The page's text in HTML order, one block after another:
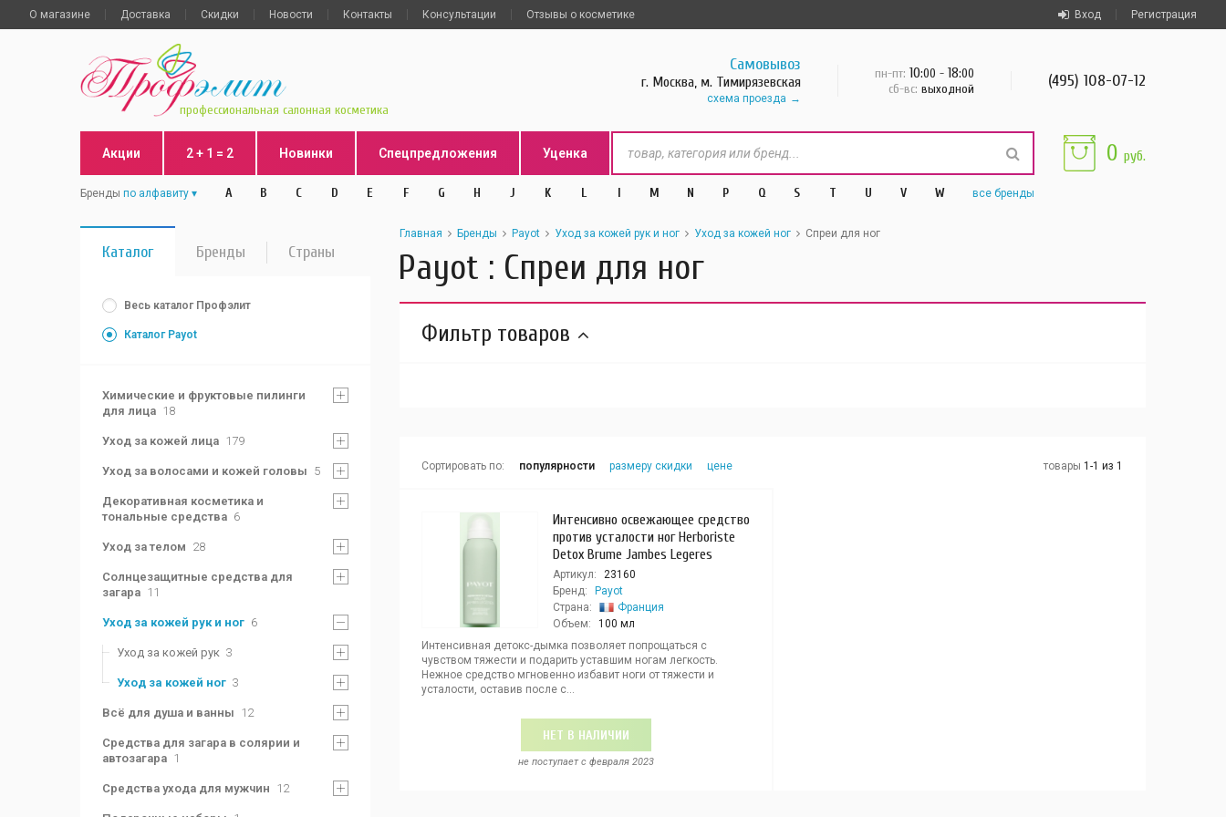
Вход Регистрация
О магазине Доставка Скидки Новости Контакты Консультации Отзывы о косметике
профессиональная салонная косметика
Самовывоз
г. Москва, м. Тимирязевская
схема проезда
пн-пт: 10:00 - 18:00
сб-вс: выходной (495) 108-07-12
Акции 2 + 1 = 2 Новинки Спецпредложения Уценка
Бренды по алфавиту A B C D E F G H J K L l M N P Q S T U V W все бренды
0 руб.
Каталог Бренды Страны
Весь каталог Профэлит
Каталог Payot
Химические и фруктовые пилинги
для лица 18
Уход за кожей лица 179
Уход за волосами и кожей головы 5
Декоративная косметика и
тональные средства 6
Уход за телом 28
Солнцезащитные средства для
загара 11
Уход за кожей рук и ног 6
Уход за кожей рук 3
Уход за кожей ног 3
Всё для душа и ванны 12
Средства для загара в солярии и
автозагара 1
Средства ухода для мужчин 12
Главная Бренды Payot Уход за кожей рук и ног Уход за кожей ног Спреи для ног
Payot : Спреи для ног
Фильтр товаров
Сортировать по: популярности размеру скидки цене товары 1-1 из 1
Интенсивно освежающее средство
против усталости ног Herboriste
Detox Brume Jambes Legeres
Артикул:
23160
Бренд:
Payot
Страна:
Франция
Объем:
100 мл
Интенсивная детокс-дымка позволяет попрощаться с
чувством тяжести и подарить уставшим ногам легкость.
Нежное средство мгновенно избавит ноги от тяжести и
усталости, оставив после с...
НЕТ В НАЛИЧИИ
не поступает c февраля 2023